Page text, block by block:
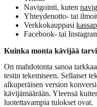
Navigointi, kuten
Yhteydenotto- tai
Verkkokauppasi
Facebook- tai
Kuinka monta kävijää
On mahdotonta sanoa
testin tekemiseen. Sellaiset
alkuperäisen version
kävijämäärään. Yleensä
luotettavampia tulokset ovat.